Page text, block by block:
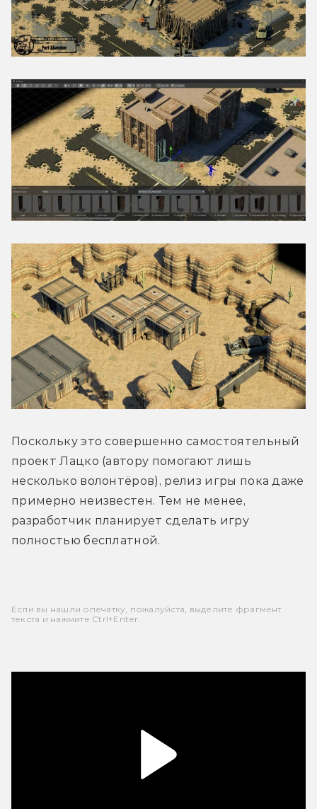
Поскольку это совершенно самостоятельный
проект Лацко (автору помогают лишь
несколько волонтёров), релиз игры пока даже
примерно неизвестен. Тем не менее,
разработчик планирует сделать игру
полностью бесплатной.
Если вы нашли опечатку, пожалуйста, выделите фрагмент
текста и нажмите Ctrl+Enter.